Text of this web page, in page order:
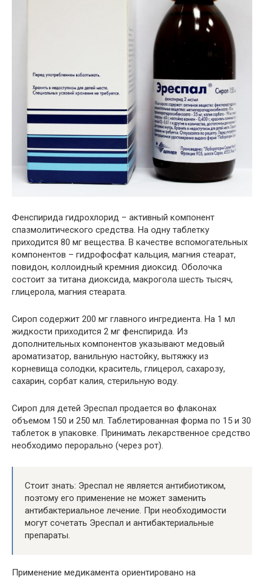
Фенспирида гидрохлорид – активный компонент
спазмолитического средства. На одну таблетку
приходится 80 мг вещества. В качестве вспомогательных
компонентов – гидрофосфат кальция, магния стеарат,
повидон, коллоидный кремния диоксид. Оболочка
состоит за титана диоксида, макрогола шесть тысяч,
глицерола, магния стеарата.
Сироп содержит 200 мг главного ингредиента. На 1 мл
жидкости приходится 2 мг фенспирида. Из
дополнительных компонентов указывают медовый
ароматизатор, ванильную настойку, вытяжку из
корневища солодки, краситель, глицерол, сахарозу,
сахарин, сорбат калия, стерильную воду.
Сироп для детей Эреспал продается во флаконах
объемом 150 и 250 мл. Таблетированная форма по 15 и 30
таблеток в упаковке. Принимать лекарственное средство
необходимо перорально (через рот).
Стоит знать: Эреспал не является антибиотиком,
поэтому его применение не может заменить
антибактериальное лечение. При необходимости
могут сочетать Эреспал и антибактериальные
препараты.
Применение медикамента ориентировано на